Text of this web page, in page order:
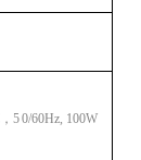
50/60Hz, 100W